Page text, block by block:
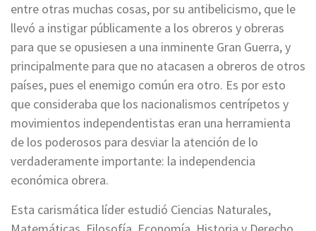
entre otras muchas cosas, por su antibelicismo, que le
llevó a instigar públicamente a los obreros y obreras
para que se opusiesen a una inminente Gran Guerra, y
principalmente para que no atacasen a obreros de otros
países, pues el enemigo común era otro. Es por esto
que consideraba que los nacionalismos centrípetos y
movimientos independentistas eran una herramienta
de los poderosos para desviar la atención de lo
verdaderamente importante: la independencia
económica obrera.
Esta carismática líder estudió Ciencias Naturales,